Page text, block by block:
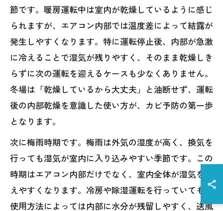
節です。暖房運転中は室内が乾燥しているように感じ
られますが、エアコン内部では温度差によって結露が
発生しやすくなります。特に運転停止後、内部が急激
に冷えることで湿気が残りやすく、そのまま乾燥しき
らずに次の運転を迎えるケースも少なくありません。
冬場は「乾燥しているから大丈夫」と油断せず、運転
後の内部乾燥を意識した使い方が、カビ予防の第一歩
となります。
次に梅雨時期です。梅雨は外気の湿度が高く、換気を
行っても湿気が室内に入り込みやすい季節です。この
時期はエアコン内部だけでなく、室内全体が湿気を抱
えやすくなります。冷房や除湿運転を行っていても、
使用方法によっては内部に水分が残留しやすく、送風